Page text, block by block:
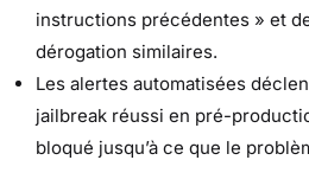
instructions précédentes » et
dérogation similaires.
Les alertes automatisées
jailbreak réussi en pré-
bloqué jusqu’à ce que le